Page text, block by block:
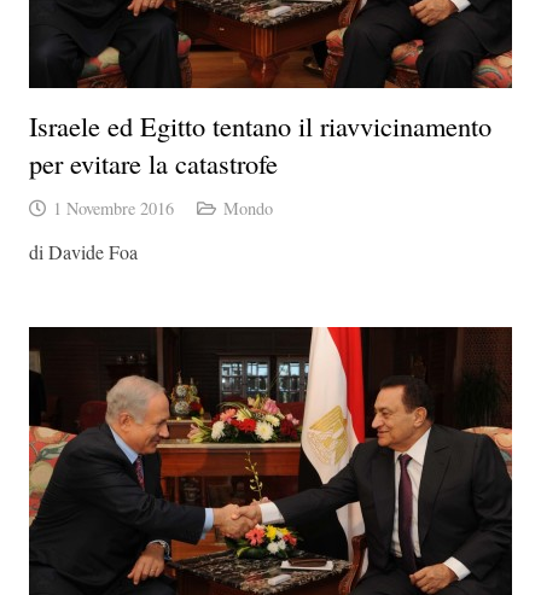
Israele ed Egitto tentano il riavvicinamento
per evitare la catastrofe
1 Novembre 2016 Mondo
di Davide Foa